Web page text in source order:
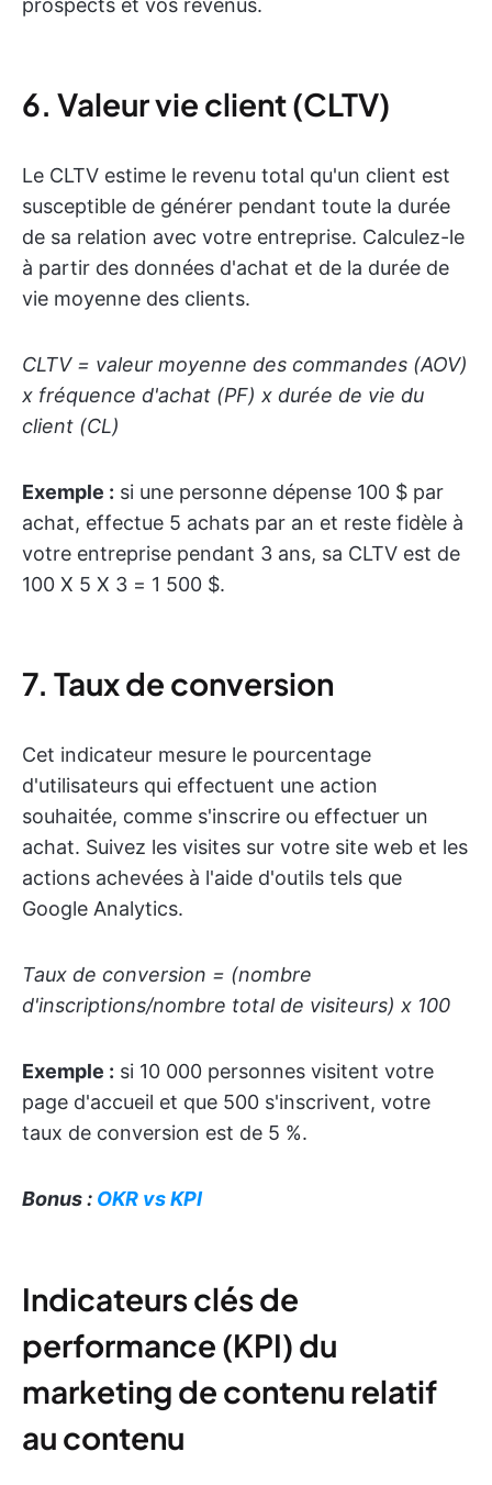
6. Valeur vie client (CLTV)
Le CLTV estime le revenu total qu'un client est
susceptible de générer pendant toute la durée
de sa relation avec votre entreprise. Calculez-le
à partir des données d'achat et de la durée de
vie moyenne des clients.
CLTV = valeur moyenne des commandes (AOV)
x fréquence d'achat (PF) x durée de vie du
client (CL)
Exemple : si une personne dépense 100 $ par
achat, effectue 5 achats par an et reste fidèle à
votre entreprise pendant 3 ans, sa CLTV est de
100 X 5 X 3 = 1 500 $.
7. Taux de conversion
Cet indicateur mesure le pourcentage
d'utilisateurs qui effectuent une action
souhaitée, comme s'inscrire ou effectuer un
achat. Suivez les visites sur votre site web et les
actions achevées à l'aide d'outils tels que
Google Analytics.
Taux de conversion = (nombre
d'inscriptions/nombre total de visiteurs) x 100
Exemple : si 10 000 personnes visitent votre
page d'accueil et que 500 s'inscrivent, votre
taux de conversion est de 5 %.
Bonus : OKR vs KPI
Indicateurs clés de
performance (KPI) du
marketing de contenu relatif
au contenu